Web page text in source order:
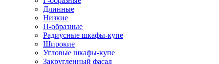
Длинные
Низкие
П-образные
Радиусные шкафы-купе
Широкие
Угловые шкафы-купе
Закругленный фасад